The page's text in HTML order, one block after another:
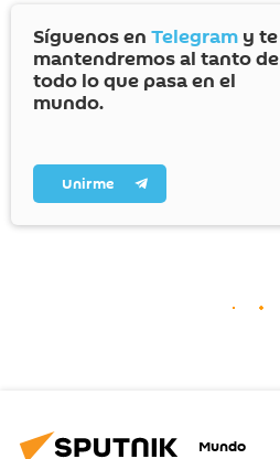
Síguenos en Telegram y te
mantendremos al tanto de
todo lo que pasa en el
mundo.
Unirme
Mundo